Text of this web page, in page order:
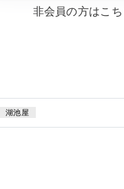
非会員の方はこち
湖池屋